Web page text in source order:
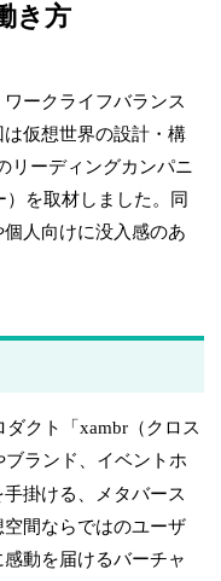
き方
ークライフバランス
仮想世界の設計・構
リーディングカンパニ
を取材しました。同
人向けに没入感のあ
クト「xambr（クロス
ブランド、イベントホ
掛ける、メタバース
間ならではのユーザ
動を届けるバーチャ